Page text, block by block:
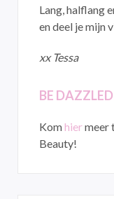
Lang, halflang
en deel je mijn
xx Tessa
BE
Komhiermeer
Beauty!